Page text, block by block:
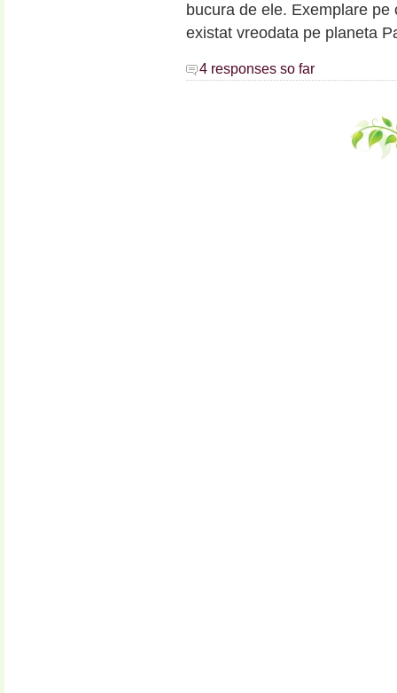
bucura de ele. Exemplare
existat vreodata pe planeta
4 responses so far